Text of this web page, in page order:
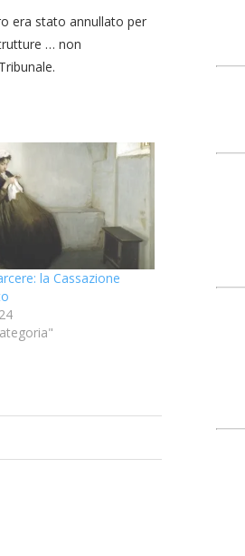
era stato annullato per
… non
la Cassazione